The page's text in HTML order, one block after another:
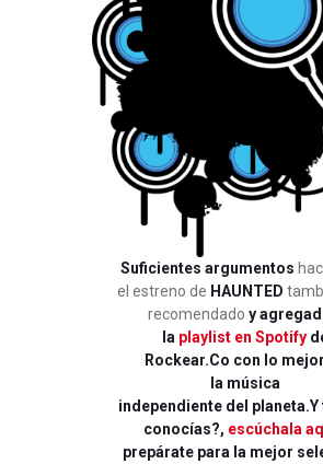
Suficientes argumentos
el estreno de HAUNTED
recomendado y
la playlist en Spotify
Rockear.Co con lo
la música
independiente del planeta.Y
conocías?, escúchala
prepárate para la mejor